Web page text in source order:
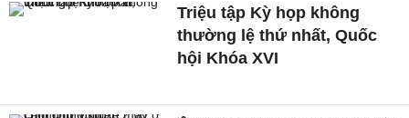
Triệu tập Kỳ họp không
thường lệ thứ nhất, Quốc
hội Khóa XVI